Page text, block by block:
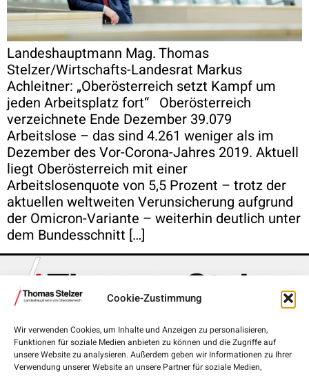
Cookie-Zustimmung
Wir verwenden Cookies, um Inhalte und Anzeigen zu personalisieren,
Funktionen für soziale Medien anbieten zu können und die Zugriffe auf
unsere Website zu analysieren. Außerdem geben wir Informationen zu Ihrer
Verwendung unserer Website an unsere Partner für soziale Medien,
Landeshauptmann Mag. Thomas
Stelzer/Wirtschafts-Landesrat Markus
Achleitner: „Oberösterreich setzt Kampf um
jeden Arbeitsplatz fort“ Oberösterreich
verzeichnete Ende Dezember 39.079
Arbeitslose – das sind 4.261 weniger als im
Dezember des Vor-Corona-Jahres 2019. Aktuell
liegt Oberösterreich mit einer
Arbeitslosenquote von 5,5 Prozent – trotz der
aktuellen weltweiten Verunsicherung aufgrund
der Omicron-Variante – weiterhin deutlich unter
dem Bundesschnitt […]
Landhausplatz 1, 4020 Linz
+43 732 7720-111 00